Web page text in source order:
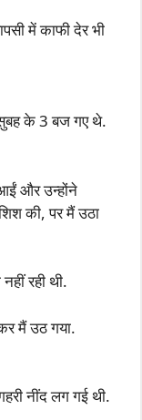
में काफी देर भी
सुबह के 3 बज गए थे.
और उन्होंने
की, पर मैं उठा
रही थी.
मैं उठ गया.
नींद लग गई थी.